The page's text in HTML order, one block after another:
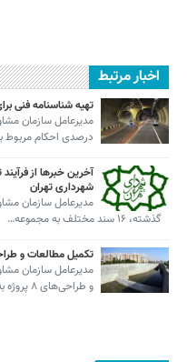
اخبار مرتبط
تهیه شناسنامه فنی
درصدی احکام مربوط
آخرین خبرها از
شهرداری تهران
مدیرعامل سازمان
گذشته، ۱۶ سند مختلف به مجموعه…
تکمیل مطالعات و طراحی‌های ۸ پروژه جمع‌آوری و
مدیرعامل سازمان
و طراحی‌های ۸ پروژه به منظور…